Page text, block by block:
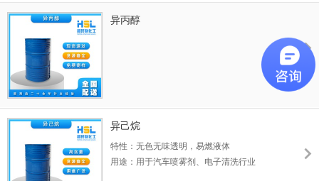
异丙醇
异己烷
特性：无色无味透明，易燃液体
用途：用于汽车喷雾剂、电子清洗行业